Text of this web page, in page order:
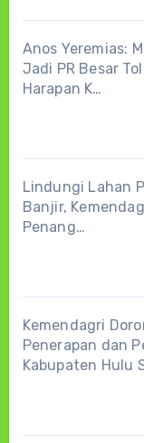
Anos Yeremias:
Jadi PR Besar
Harapan K…
Lindungi Lahan
Banjir,
Penang…
Kemendagri
Penerapan dan
Kabupaten Hulu